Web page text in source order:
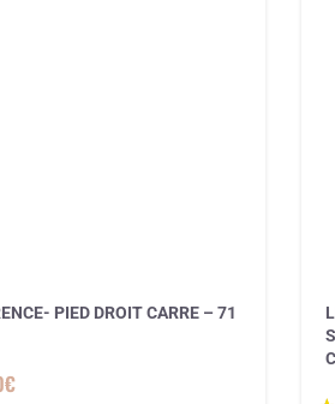
PIED DROIT CARRE – 71
€